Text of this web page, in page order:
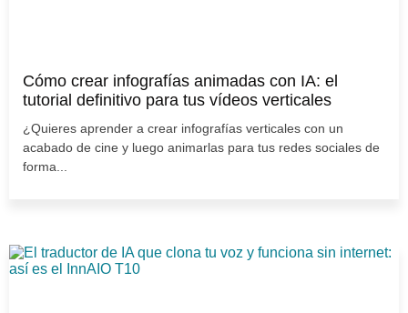
Cómo crear infografías animadas con IA: el
tutorial definitivo para tus vídeos verticales
¿Quieres aprender a crear infografías verticales con un
acabado de cine y luego animarlas para tus redes sociales de
forma...